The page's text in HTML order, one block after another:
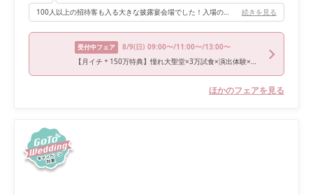
100人以上の招待客も入る大きな披露宴会場でした！入場の際は会場の方に誘導して頂きながら全卓を回り参列者の方に直接感謝の言葉をかけたり、逆にお祝いの言葉を頂けたりととても楽しい時間でした！ テーブル装花もウェディングケーキもリクエスト通りに可愛く仕上げてもらいとても大満足の披露宴でした！ 続きを見る
受付中フェア 8/9(日) 09:00〜/11:00〜/13:00〜
【月イチ＊150万特典】憧れ大聖堂×3万試食×演出体験×映え空間
ほかのフェアを見る